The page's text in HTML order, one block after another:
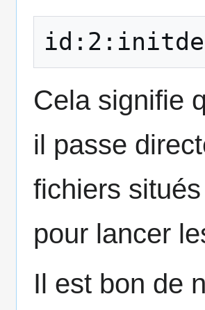
Cela signifie
il passe
fichiers
pour lancer
Il est bon de